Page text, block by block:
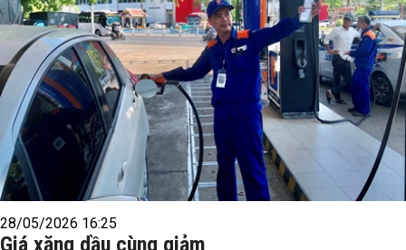
28/05/2026 16:25
Giá xăng dầu cùng giảm